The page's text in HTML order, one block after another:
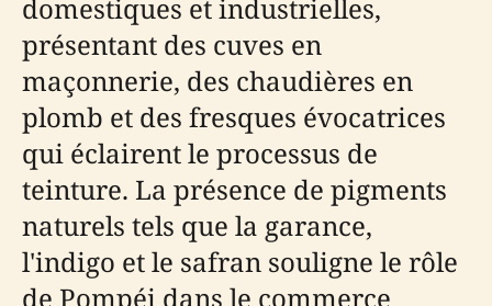
domestiques et industrielles,
présentant des cuves en
maçonnerie, des chaudières en
plomb et des fresques évocatrices
qui éclairent le processus de
teinture. La présence de pigments
naturels tels que la garance,
l'indigo et le safran souligne le rôle
de Pompéi dans le commerce